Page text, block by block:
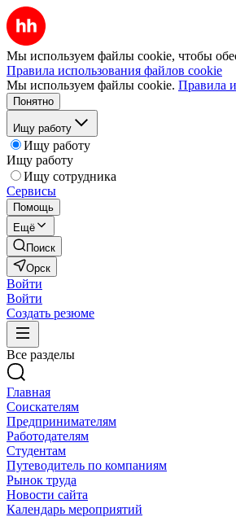
Мы используем файлы cookie, чтобы
Правила использования файлов cookie
Мы используем файлы cookie. Правила
Понятно
Ищу работу
Ищу работу
Ищу работу
Ищу сотрудника
Сервисы
Помощь
Ещё
Поиск
Орск
Войти
Войти
Создать резюме
Все разделы
Главная
Соискателям
Предпринимателям
Работодателям
Студентам
Путеводитель по компаниям
Рынок труда
Новости сайта
Календарь мероприятий